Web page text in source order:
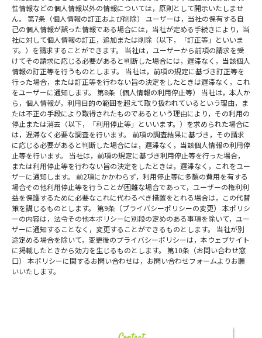
性情報などの個人情報以外の情報については，原則として開示いたしませ
ん。 第7条（個人情報の訂正および削除） ユーザーは，当社の保有する自
己の個人情報が誤った情報である場合には，当社が定める手続きにより，当
社に対して個人情報の訂正，追加または削除（以下，「訂正等」といいま
す。）を請求することができます。 当社は，ユーザーから前項の請求を受
けてその請求に応じる必要があると判断した場合には，遅滞なく，当該個人
情報の訂正等を行うものとします。 当社は，前項の規定に基づき訂正等を
行った場合，または訂正等を行わない旨の決定をしたときは遅滞なく，これ
をユーザーに通知します。 第8条（個人情報の利用停止等） 当社は，本人か
ら，個人情報が，利用目的の範囲を超えて取り扱われているという理由，ま
たは不正の手段により取得されたものであるという理由により，その利用の
停止または消去（以下，「利用停止等」といいます。）を求められた場合に
は，遅滞なく必要な調査を行います。 前項の調査結果に基づき，その請求
に応じる必要があると判断した場合には，遅滞なく，当該個人情報の利用停
止等を行います。 当社は，前項の規定に基づき利用停止等を行った場合，
または利用停止等を行わない旨の決定をしたときは，遅滞なく，これをユー
ザーに通知します。 前2項にかかわらず，利用停止等に多額の費用を有する
場合その他利用停止等を行うことが困難な場合であって，ユーザーの権利利
益を保護するために必要なこれに代わるべき措置をとれる場合は，この代替
策を講じるものとします。 第9条（プライバシーポリシーの変更） 本ポリシ
ーの内容は，法令その他本ポリシーに別段の定めのある事項を除いて，ユー
ザーに通知することなく，変更することができるものとします。 当社が別
途定める場合を除いて，変更後のプライバシーポリシーは，本ウェブサイト
に掲載したときから効力を生じるものとします。 第10条（お問い合わせ窓
口） 本ポリシーに関するお問い合わせは，お問い合わせフォームよりお願
いいたします。